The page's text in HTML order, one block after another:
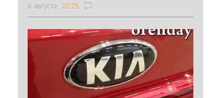
6 августа 20:25